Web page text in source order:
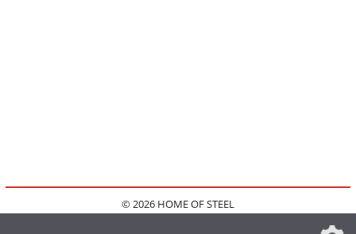
© 2026 HOME OF STEEL